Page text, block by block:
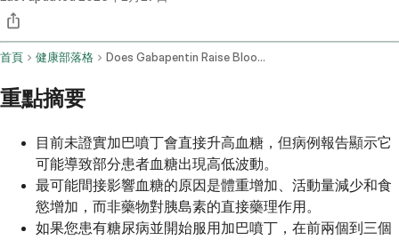
首頁 健康部落格 Does Gabapentin Raise Blood Sugar
重點摘要
目前未證實加巴噴丁會直接升高血糖，但病例報告顯示它
可能導致部分患者血糖出現高低波動。
最可能間接影響血糖的原因是體重增加、活動量減少和食
慾增加，而非藥物對胰島素的直接藥理作用。
如果您患有糖尿病並開始服用加巴噴丁，在前兩個到三個